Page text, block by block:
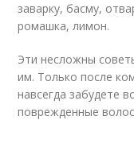
заварку, басму,
ромашка, лимон.
Эти несложны
им. Только после
навсегда забудете
поврежденные